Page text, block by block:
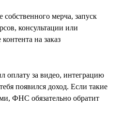
собственного мерча, запуск
консультации или
контента на заказ
оплату за видео, интеграцию
появился доход. Если такие
ФНС обязательно обратит